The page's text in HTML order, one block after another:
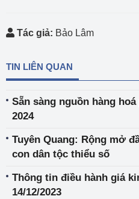
Tác giả: Bảo Lâm
TIN LIÊN QUAN
Sẵn sàng nguồn hàng
2024
Tuyên Quang: Rộng mở
con dân tộc thiểu số
Thông tin điều hành giá
14/12/2023